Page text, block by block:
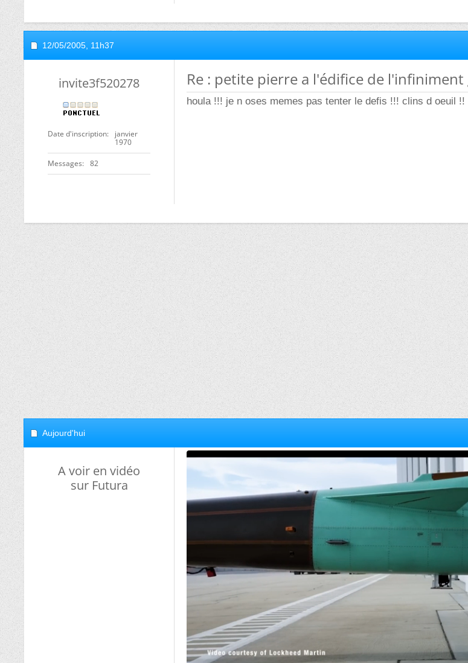
12/05/2005, 11h37
invite3f520278
Date d'inscription
janvier
1970
Messages 82
Re : petite pierre a l'édifice de l'infiniment
houla !!! je n oses memes pas tenter le defis !!! clins d oeuil !!
Aujourd'hui
A voir en vidéo
sur Futura